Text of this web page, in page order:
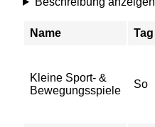
Name Tag
Kleine Sport- &
Bewegungsspiele
So